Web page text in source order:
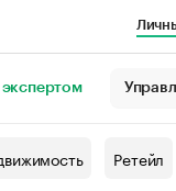
экспертом
Ретейл